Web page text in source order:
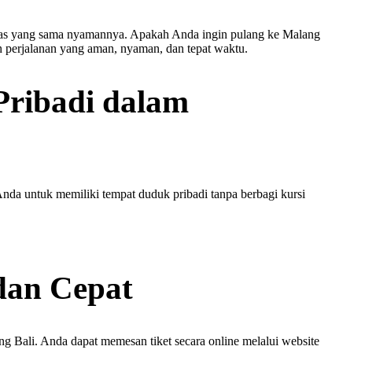
yang sama nyamannya. Apakah Anda ingin pulang ke Malang
yang aman, nyaman, dan tepat waktu.
dalam
untuk memiliki tempat duduk pribadi tanpa berbagi kursi
Cepat
Bali. Anda dapat memesan tiket secara online melalui website